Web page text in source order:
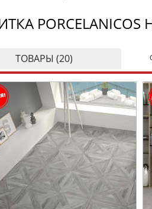
PORCELANICOS
ТОВАРЫ (20)